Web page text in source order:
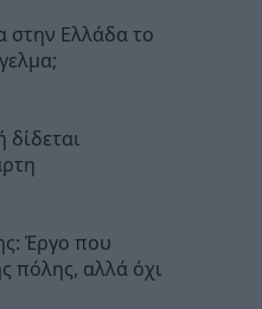
στην Ελλάδα το
Έργο που
πόλης, αλλά όχι